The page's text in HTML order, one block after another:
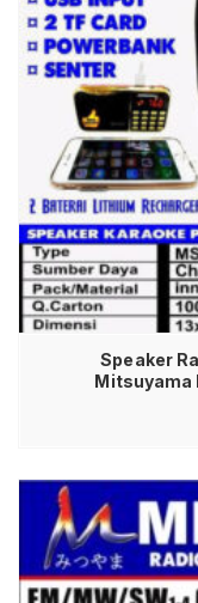
Speaker
Mitsuyama